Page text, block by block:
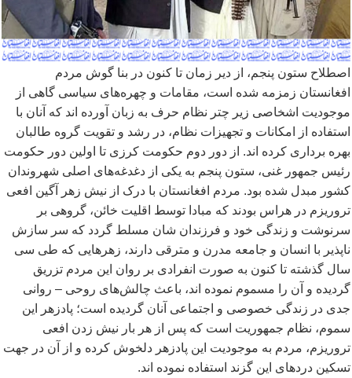
اصطلاح ستون پنجم، از دیر زمان تا کنون در بنا گوش مردم
افغانستان زمزمه شده است، مقامات و چهرههای سیاسی گاهی از
موجودیت اشخاصی زیر چتر نظام حرف به زبان آورده اند که آنان با
استفاده از امکانات و تجهیزات نظام، در رشد و تقویت گروه طالبان
بهره برداری کرده اند. از دور دوم حکومت کرزی تا اولین دور حکومت
رئیس جمهور غنی، ستون پنجم به یکی از دغدغههای اصلی شهروندان
کشور مبدل شده بود. مردم افغانستان با درک از نیش زهر آگین افعی
تروریزم در هراس بودند که مبادا توسط اقلیت خائن، گروهی بر
سرنوشت و زندگی خود و فرزندان شان مسلط گردد که سر سازش
ناپذیر با انسان و جامعه مدرن و مترقی دارند، زهرهایی که طی سی
سال گذشته تا کنون به صورت انفرادی بر روان این مردم تزریق
گردیده و آن را مسموم نموده اند، باعث چالشهای روحی – روانی
جدی در زندگی خصوصی و اجتماعی آنان گردیده است؛ پادزهر این
سموم، نظام جمهوریت است که پس از هر بار نیش زدن افعی
تروریزم، مردم به موجودیت این پادزهر دلخوش کرده و از آن در جهت
تسکین دردهای این گزند استفاده نموده اند.